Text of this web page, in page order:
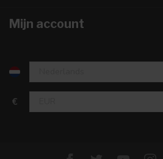
Mijn account
€